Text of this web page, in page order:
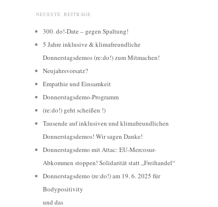
NEUESTE BEITRÄGE
300. do!-Date – gegen Spaltung!
5 Jahre inklusive & klimafreundliche
Donnerstagsdemos (re:do!) zum Mitmachen!
Neujahrsvorsatz?
Empathie und Einsamkeit
Donnerstagsdemo-Programm
(re:do!) geht scheißen !)
Tausende auf inklusiven und klimafreundlichen
Donnerstagsdemos! Wir sagen Danke!
Donnerstagsdemo mit Attac: EU-Mercosur-
Abkommen stoppen! Solidarität statt „Freihandel“
Donnerstagsdemo (re:do!) am 19. 6. 2025 für
Bodypositivity
und das